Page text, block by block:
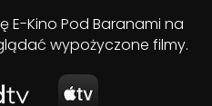
E-Kino Pod Baranami na
wypożyczone filmy.